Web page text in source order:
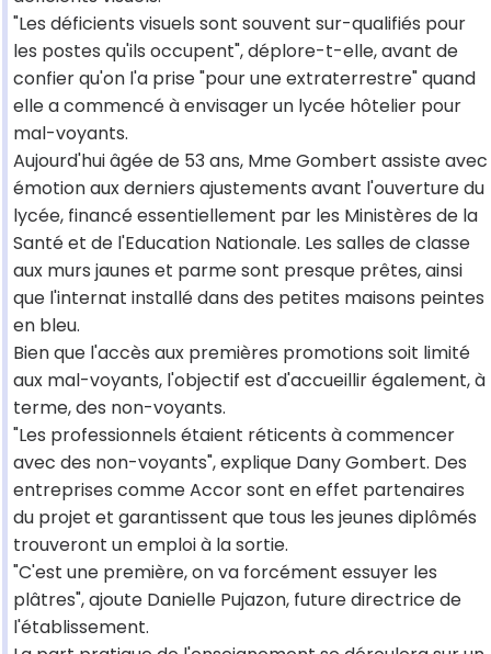
"Les déficients visuels sont souvent sur-qualifiés pour
les postes qu'ils occupent", déplore-t-elle, avant de
confier qu'on l'a prise "pour une extraterrestre" quand
elle a commencé à envisager un lycée hôtelier pour
mal-voyants.
Aujourd'hui âgée de 53 ans, Mme Gombert assiste avec
émotion aux derniers ajustements avant l'ouverture du
lycée, financé essentiellement par les Ministères de la
Santé et de l'Education Nationale. Les salles de classe
aux murs jaunes et parme sont presque prêtes, ainsi
que l'internat installé dans des petites maisons peintes
en bleu.
Bien que l'accès aux premières promotions soit limité
aux mal-voyants, l'objectif est d'accueillir également, à
terme, des non-voyants.
"Les professionnels étaient réticents à commencer
avec des non-voyants", explique Dany Gombert. Des
entreprises comme Accor sont en effet partenaires
du projet et garantissent que tous les jeunes diplômés
trouveront un emploi à la sortie.
"C'est une première, on va forcément essuyer les
plâtres", ajoute Danielle Pujazon, future directrice de
l'établissement.